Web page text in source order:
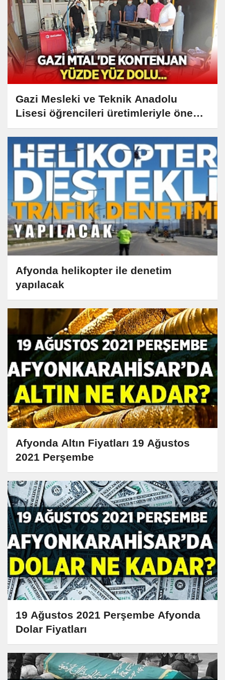
Gazi Mesleki ve Teknik Anadolu
Lisesi öğrencileri üretimleriyle öne
çıkıyor
Afyonda helikopter ile denetim
yapılacak
Afyonda Altın Fiyatları 19 Ağustos
2021 Perşembe
19 Ağustos 2021 Perşembe Afyonda
Dolar Fiyatları